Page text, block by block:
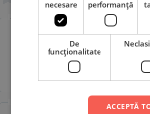
Scrie recenzia ta
Email
necesare
performanță
De
funcţionalitate
ACCEPTĂ